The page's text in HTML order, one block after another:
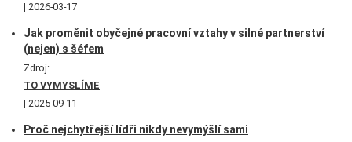
2026-03-17
Jak proměnit obyčejné pracovní vztahy v silné partnerství
(nejen) s šéfem
Zdroj:
TO VYMYSLÍME
2025-09-11
Proč nejchytřejší lídři nikdy nevymýšlí sami